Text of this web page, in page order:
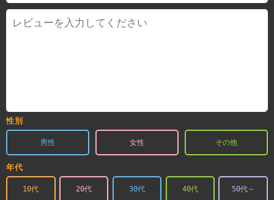
性別
男性 女性 その他
年代
10代 20代 30代 40代 50代～